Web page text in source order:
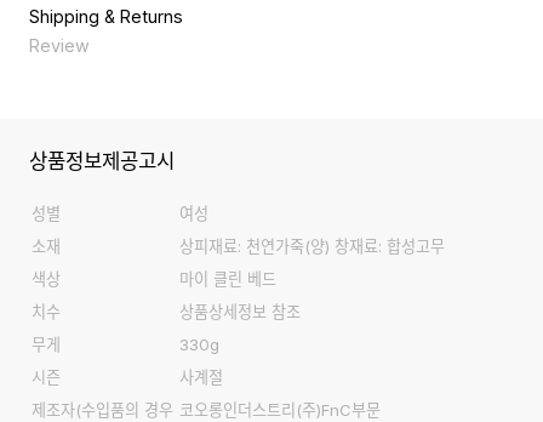
굽높이
천연 가죽 제품으로 착용 및 보관시 습기나 물에 노출되지 않는 것이
좋으며, 물에 닿았을 경우 마른 수건으로 닦아주고 서늘한 곳에서 말
려주는 것이 좋다.
Shipping & Returns
Review
상품정보제공고시
성별
여성
소재
상피재료: 천연가죽(양) 창재료: 합성고무
색상
마이 클린 베드
치수
상품상세정보 참조
무게
330g
시즌
사계절
제조자(수입품의 경우 코오롱인더스트리(주)FnC부문